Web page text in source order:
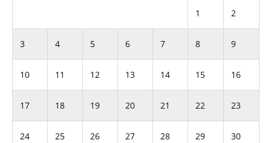
1 2
3 4 5 6 7 8 9
10 11 12 13 14 15 16
17 18 19 20 21 22 23
24 25 26 27 28 29 30